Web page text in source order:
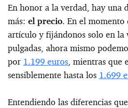
En honor a la verdad, hay una
más: el precio. En el momento
artículo y fijándonos solo en la
pulgadas, ahora mismo
por 1.199 euros, mientras que
sensiblemente hasta los 1.699
Entendiendo las diferencias